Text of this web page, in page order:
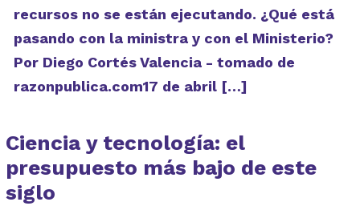
recursos no se están ejecutando. ¿Qué está
pasando con la ministra y con el Ministerio?
Por Diego Cortés Valencia - tomado de
razonpublica.com17 de abril […]
Ciencia y tecnología: el
presupuesto más bajo de este
siglo